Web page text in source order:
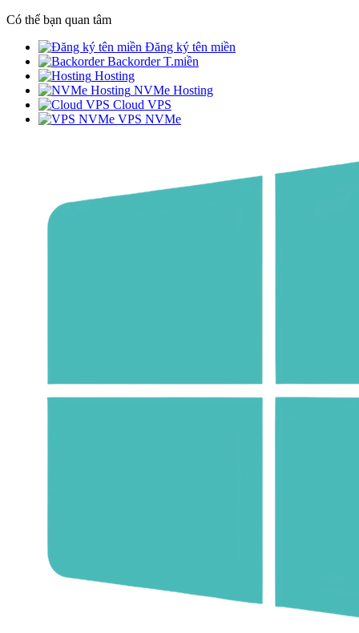
Có thể bạn quan tâm
Đăng ký tên miền
Backorder T.miền
Hosting
NVMe Hosting
Cloud VPS
VPS NVMe